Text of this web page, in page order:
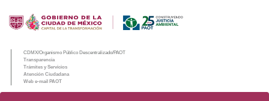
CDMX/Organismo Público Descentralizado/PAOT
Transparencia
Trámites y Servicios
Atención Ciudadana
Web e-mail PAOT